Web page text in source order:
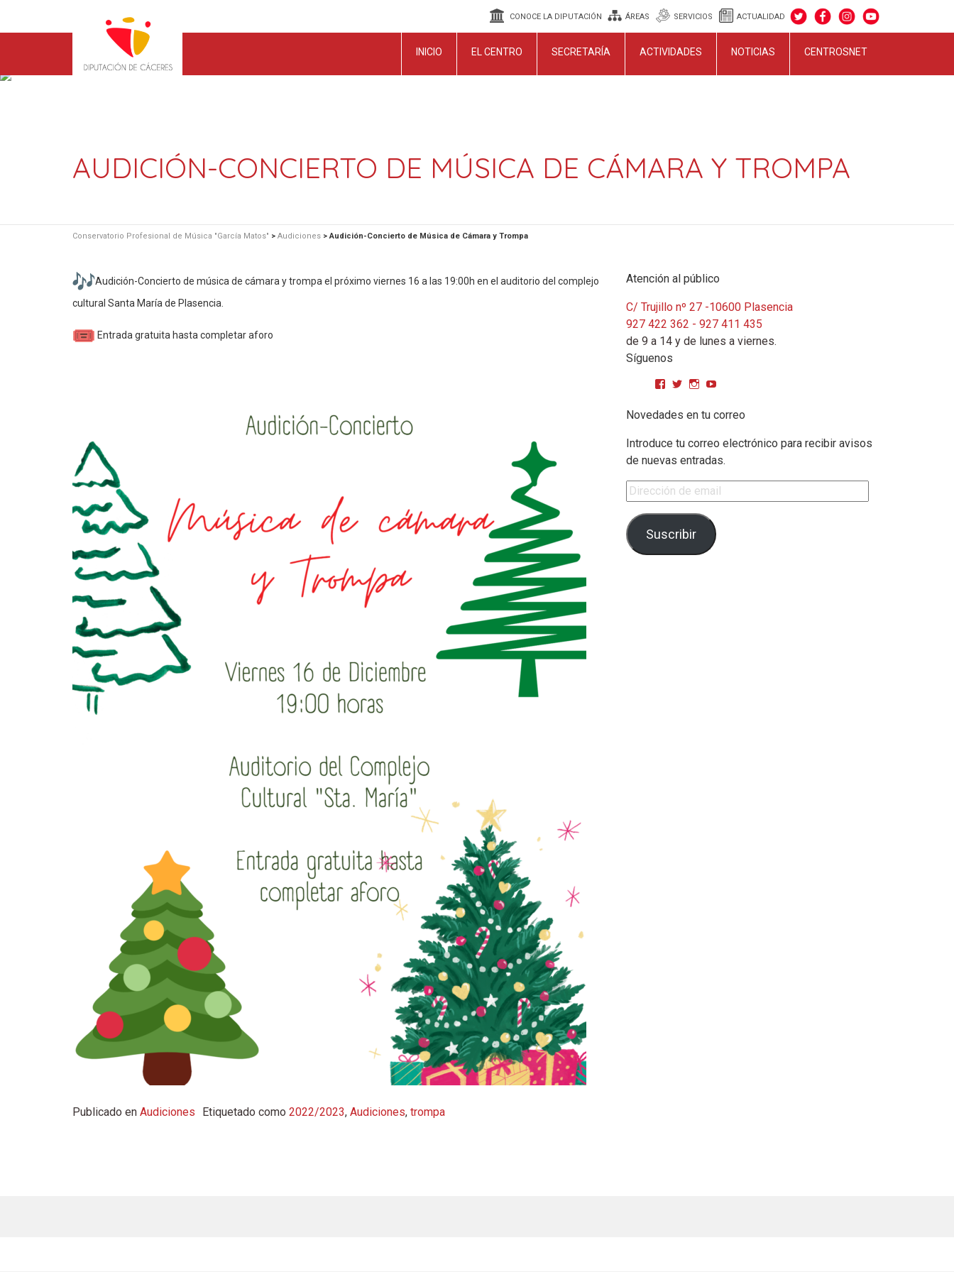
CONOCE LA DIPUTACIÓN ÁREAS SERVICIOS ACTUALIDAD
INICIO EL CENTRO SECRETARÍA ACTIVIDADES NOTICIAS CENTROSNET
AUDICIÓN-CONCIERTO DE MÚSICA DE CÁMARA Y TROMPA
Conservatorio Profesional de Música "García Matos" > Audiciones >Audición-Concierto de Música de Cámara y Trompa
Audición-Concierto de música de cámara y trompa el próximo viernes 16 a las 19:00h en el auditorio del complejo
cultural Santa María de Plasencia.
Entrada gratuita hasta completar aforo
Publicado en Audiciones Etiquetado como 2022/2023, Audiciones, trompa
Atención al público
C/ Trujillo nº 27 -10600 Plasencia
927 422 362 - 927 411 435
de 9 a 14 y de lunes a viernes.
Síguenos
Ver perfil de CPMGarciaMatos en Facebook
Ver perfil de cpmgarciamatos en Twitter
Ver perfil de cpmgarciamatos en Instagram
Novedades en tu correo
Introduce tu correo electrónico para recibir avisos
de nuevas entradas.
Dirección de email
Suscribir